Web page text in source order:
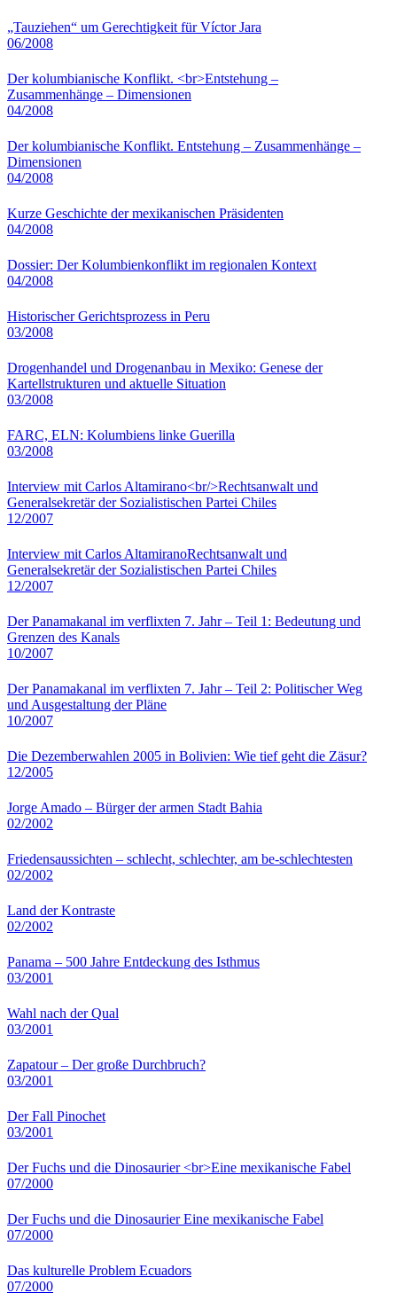
„Tauziehen“ um Gerechtigkeit für Víctor Jara
06/2008
Der kolumbianische Konflikt. <br>Entstehung –
Zusammenhänge – Dimensionen
04/2008
Der kolumbianische Konflikt. Entstehung – Zusammenhänge –
Dimensionen
04/2008
Kurze Geschichte der mexikanischen Präsidenten
04/2008
Dossier: Der Kolumbienkonflikt im regionalen Kontext
04/2008
Historischer Gerichtsprozess in Peru
03/2008
Drogenhandel und Drogenanbau in Mexiko: Genese der
Kartellstrukturen und aktuelle Situation
03/2008
FARC, ELN: Kolumbiens linke Guerilla
03/2008
Interview mit Carlos Altamirano<br/>Rechtsanwalt und
Generalsekretär der Sozialistischen Partei Chiles
12/2007
Interview mit Carlos AltamiranoRechtsanwalt und
Generalsekretär der Sozialistischen Partei Chiles
12/2007
Der Panamakanal im verflixten 7. Jahr – Teil 1: Bedeutung und
Grenzen des Kanals
10/2007
Der Panamakanal im verflixten 7. Jahr – Teil 2: Politischer Weg
und Ausgestaltung der Pläne
10/2007
Die Dezemberwahlen 2005 in Bolivien: Wie tief geht die Zäsur?
12/2005
Jorge Amado – Bürger der armen Stadt Bahia
02/2002
Friedensaussichten – schlecht, schlechter, am be-schlechtesten
02/2002
Land der Kontraste
02/2002
Panama – 500 Jahre Entdeckung des Isthmus
03/2001
Wahl nach der Qual
03/2001
Zapatour – Der große Durchbruch?
03/2001
Der Fall Pinochet
03/2001
Der Fuchs und die Dinosaurier <br>Eine mexikanische Fabel
07/2000
Der Fuchs und die Dinosaurier Eine mexikanische Fabel
07/2000
Das kulturelle Problem Ecuadors
07/2000